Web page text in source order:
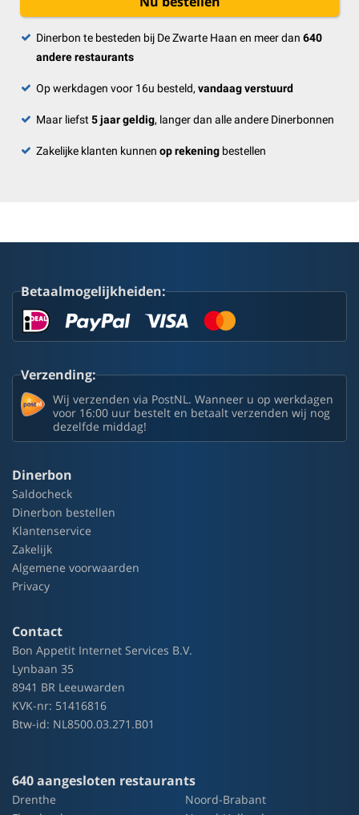
Dinerbon te besteden bij De Zwarte Haan en meer dan 640
andere restaurants
Op werkdagen voor 16u besteld, vandaag verstuurd
Maar liefst 5 jaar geldig, langer dan alle andere Dinerbonnen
Zakelijke klanten kunnen op rekening bestellen
Betaalmogelijkheiden:
Verzending:
Wij verzenden via PostNL. Wanneer u op werkdagen
voor 16:00 uur bestelt en betaalt verzenden wij nog
dezelfde middag!
Dinerbon
Saldocheck
Dinerbon bestellen
Klantenservice
Zakelijk
Algemene voorwaarden
Privacy
Contact
Bon Appetit Internet Services B.V.
Lynbaan 35
8941 BR Leeuwarden
KVK-nr: 51416816
Btw-id: NL8500.03.271.B01
640 aangesloten restaurants
Drenthe
Noord-Brabant